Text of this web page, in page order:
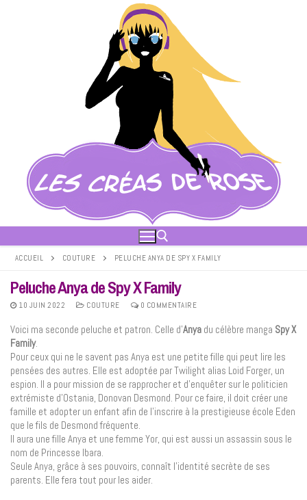
Rechercher :
ACCUEIL COUTURE PELUCHE ANYA DE SPY X FAMILY
Peluche Anya de Spy X Family
10 JUIN 2022 COUTURE 0 COMMENTAIRE
Voici ma seconde peluche et patron. Celle d’Anya du célèbre manga Spy X
Family.
Pour ceux qui ne le savent pas Anya est une petite fille qui peut lire les
pensées des autres. Elle est adoptée par Twilight alias Loid Forger, un
espion. Il a pour mission de se rapprocher et d’enquêter sur le politicien
extrémiste d’Ostania, Donovan Desmond. Pour ce faire, il doit créer une
famille et adopter un enfant afin de l’inscrire à la prestigieuse école Eden
que le fils de Desmond fréquente.
Il aura une fille Anya et une femme Yor, qui est aussi un assassin sous le
nom de Princesse Ibara.
Seule Anya, grâce à ses pouvoirs, connaît l’identité secrète de ses
parents. Elle fera tout pour les aider.